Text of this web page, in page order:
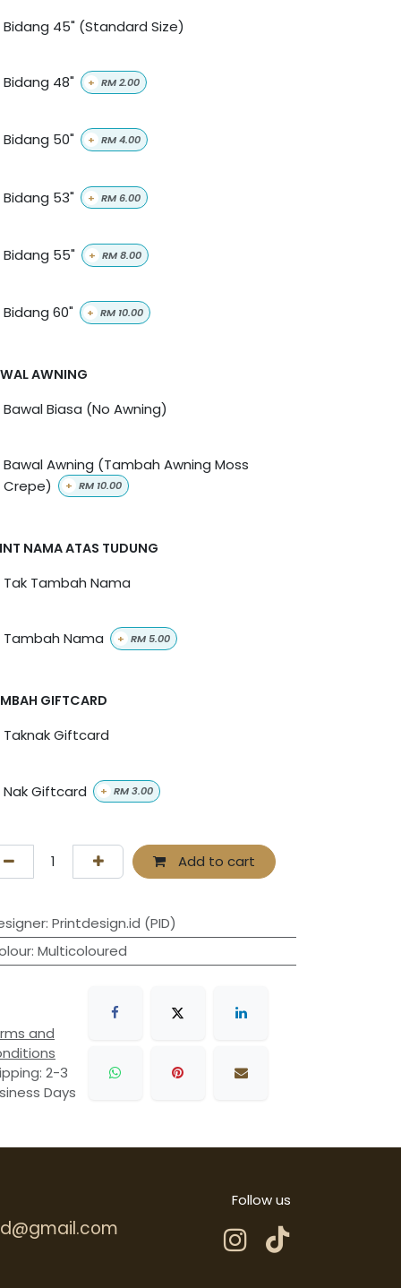
Bidang 45" (Standard Size)
Bidang 48" + RM2.00
Bidang 50" + RM4.00
Bidang 53" + RM6.00
Bidang 55" + RM8.00
Bidang 60" + RM 10.00
AWNING
Bawal Biasa (No Awning)
Bawal Awning (Tambah Awning Moss
Crepe)
+ RM 10.00
NAMA ATAS TUDUNG
Tak Tambah Nama
Tambah Nama + RM5.00
GIFTCARD
Taknak Giftcard
Nak Giftcard + RM3.00
Add to cart
: Printdesign.id (PID)
: Multicoloured
and
2-3
Days
Follow us